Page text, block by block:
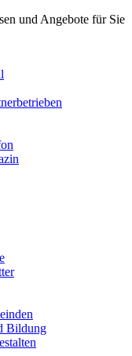
und Angebote für Sie
Bildung